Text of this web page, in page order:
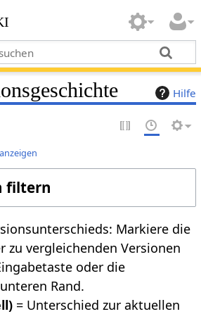
Hilfe
filtern
Markiere die
zu vergleichenden Versionen
oder die
Rand.
= Unterschied zur aktuellen